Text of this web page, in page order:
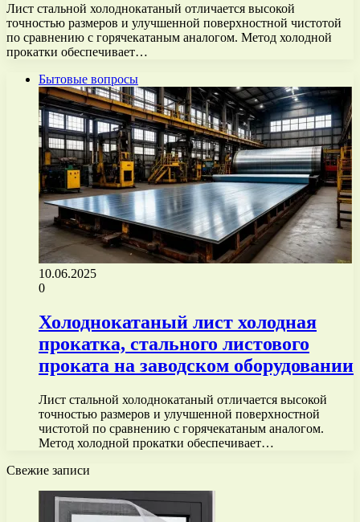
Лист стальной холоднокатаный отличается высокой
точностью размеров и улучшенной поверхностной чистотой
по сравнению с горячекатаным аналогом. Метод холодной
прокатки обеспечивает…
Бытовые вопросы
10.06.2025
0
Холоднокатаный лист холодная
прокатка, стального листового
проката на заводском оборудовании
Лист стальной холоднокатаный отличается высокой
точностью размеров и улучшенной поверхностной
чистотой по сравнению с горячекатаным аналогом.
Метод холодной прокатки обеспечивает…
Свежие записи